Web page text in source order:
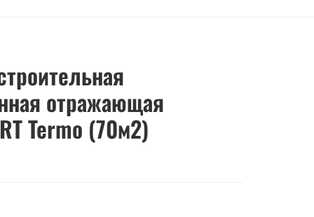
отражающая
Termo (70м2)